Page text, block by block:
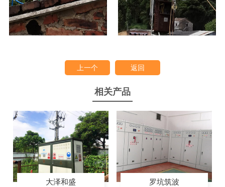
上一个 返回
相关产品
大泽和盛 罗坑筑波